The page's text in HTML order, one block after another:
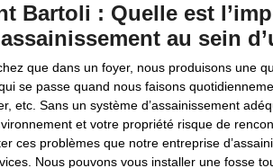
Bartoli : Quelle est
au sein
que dans un foyer, nous produisons une
se passe quand nous faisons
etc. Sans un système d’assainissement
et votre propriété risque de
ces problèmes que notre entreprise
Nous pouvons vous installer une fosse